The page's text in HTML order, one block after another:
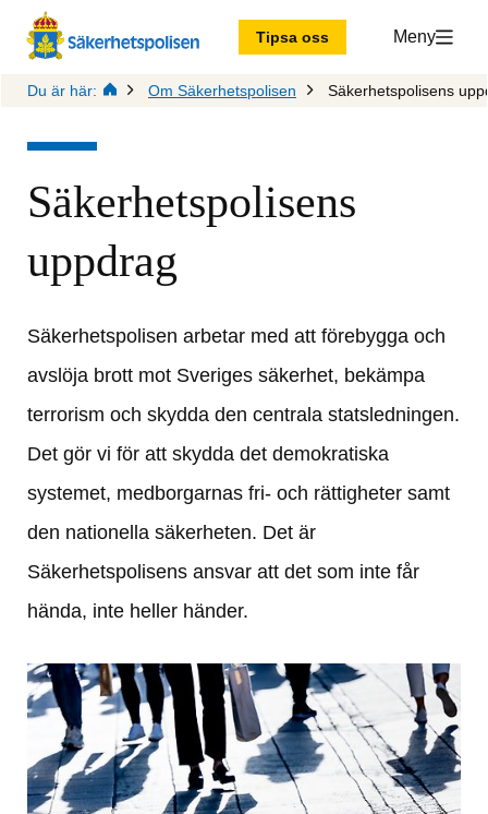
Tipsa oss Meny
Du är här: Om Säkerhetspolisen Säkerhetspolisens
Säkerhetspolisens
uppdrag
Säkerhetspolisen arbetar med att förebygga och
avslöja brott mot Sveriges säkerhet, bekämpa
terrorism och skydda den centrala statsledningen.
Det gör vi för att skydda det demokratiska
systemet, medborgarnas fri- och rättigheter samt
den nationella säkerheten. Det är
Säkerhetspolisens ansvar att det som inte får
hända, inte heller händer.